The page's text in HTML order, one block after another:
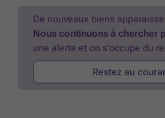
de l'acquéreur; les critères de sélection du
uniquement le prix. Le choix reste à
seul, en décidera.En savoir plus ?
De nouveaux biens
Nous continuons à chercher
une alerte et on s'occupe du
Restez au